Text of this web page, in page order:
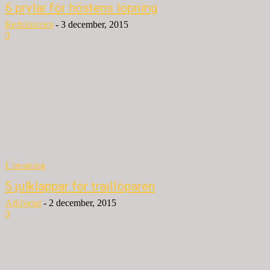
6 prylar för höstens löpning
Redaktionen - 3 december, 2015
0
Utrustning
5 julklappar för traillöparen
Arkiverat - 2 december, 2015
0